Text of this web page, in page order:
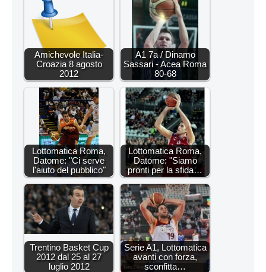
Amichevole Italia-
Croazia 8 agosto
2012
A1 7a / Dinamo
Sassari - Acea Roma
80-68
Lottomatica Roma,
Datome: "Ci serve
l'aiuto del pubblico"
Lottomatica Roma,
Datome: "Siamo
pronti per la sfida…
Trentino Basket Cup
2012 dal 25 al 27
luglio 2012
Serie A1, Lottomatica
avanti con forza,
sconfitta…